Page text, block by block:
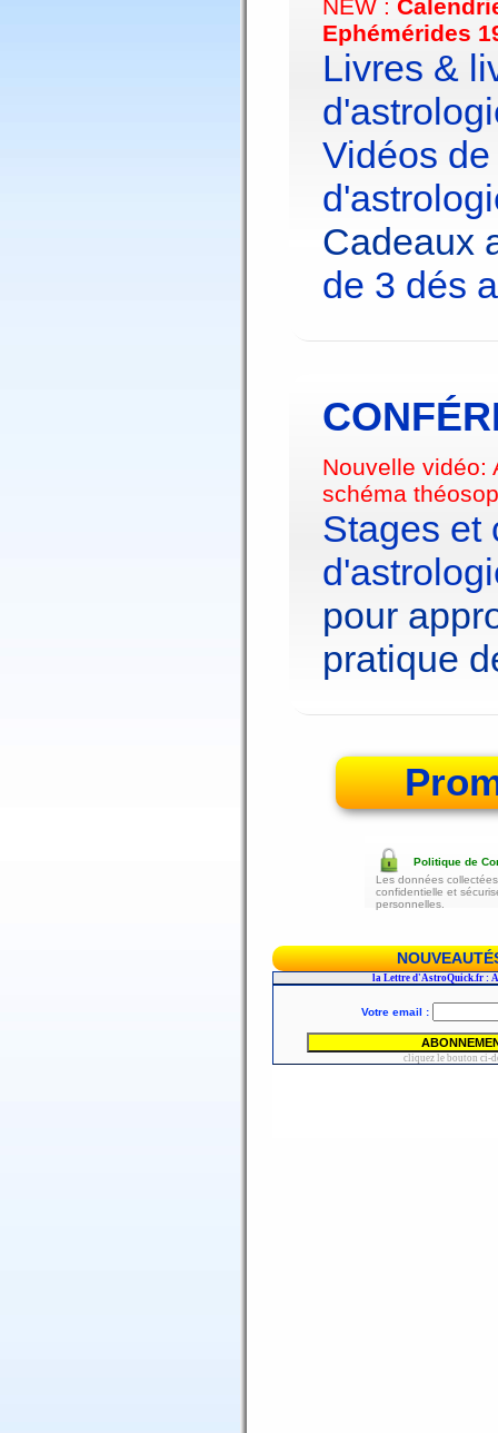
NEW :
Ephémérides
Livres &
Vidéos
Cadeaux
de 3 dés
Nouvelle vidéo:
schéma
Stages et
pour
pratique
Politique de
Les données
confidentielle et
personnelles.